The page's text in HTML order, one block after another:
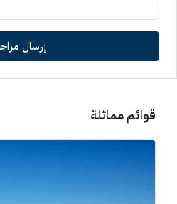
إرسال
قوائم مماثلة